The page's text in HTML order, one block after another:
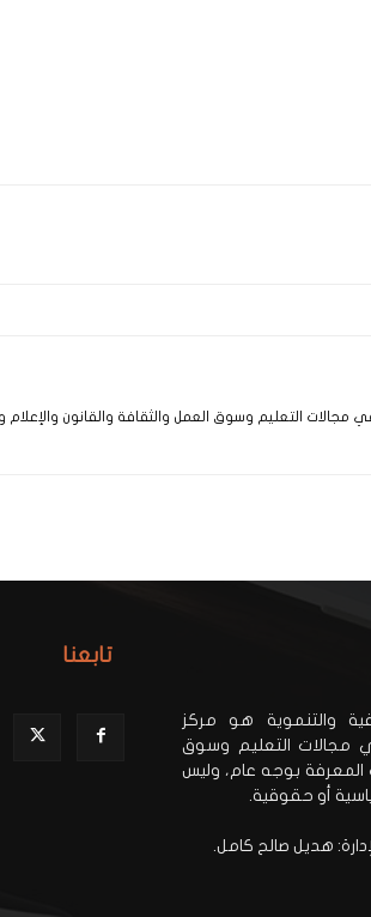
مجالات التعليم وسوق العمل والثقافة والقانون والإعلام
والتنموية هو مركز
مجالات التعليم وسوق
المعرفة بوجه عام، وليس
أو حقوقية.
هديل صالح كامل.
تابعنا